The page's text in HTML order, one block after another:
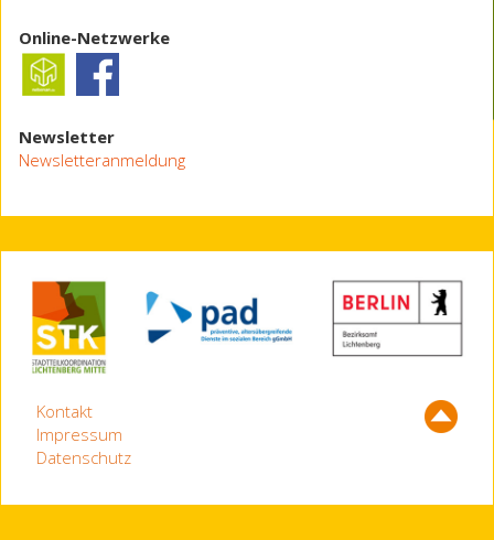
Online-Netzwerke
Newsletter
Newsletteranmeldung
Kontakt
Impressum
Datenschutz